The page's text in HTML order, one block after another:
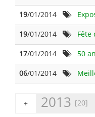
19/01/2014 à 14:46
19/01/2014 à 14:12
17/01/2014 à 09:00
06/01/2014 à 09:00
+ 2013 [20]